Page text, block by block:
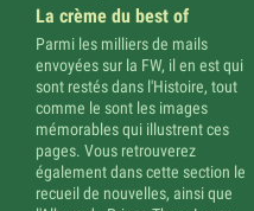
La crème du best of
Parmi les milliers de mails
envoyées sur la FW, il en est qui
sont restés dans l'Histoire, tout
comme le sont les images
mémorables qui illustrent ces
pages. Vous retrouverez
également dans cette section le
recueil de nouvelles, ainsi que